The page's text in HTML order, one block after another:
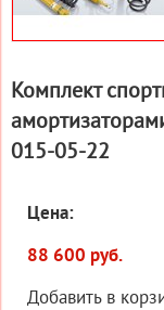
Комплект
015-05-22
Цена:
88 600 руб.
Добавить в